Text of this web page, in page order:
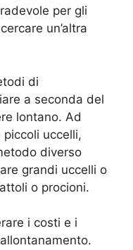
per gli
un’altra
di
a seconda del
lontano. Ad
uccelli,
diverso
grandi uccelli o
o procioni.
i costi e i